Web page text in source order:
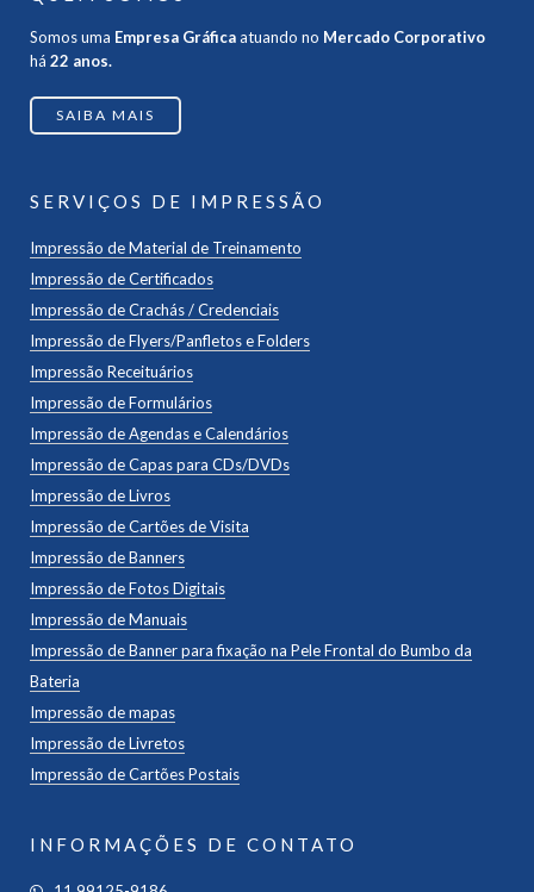
Somos uma Empresa Gráficaatuando no Mercado Corporativo
há 22 anos.
SAIBA MAIS
SERVIÇOS DE IMPRESSÃO
Impressão de Material de Treinamento
Impressão de Certificados
Impressão de Crachás / Credenciais
Impressão de Flyers/Panfletos e Folders
Impressão Receituários
Impressão de Formulários
Impressão de Agendas e Calendários
Impressão de Capas para CDs/DVDs
Impressão de Livros
Impressão de Cartões de Visita
Impressão de Banners
Impressão de Fotos Digitais
Impressão de Manuais
Impressão de Banner para fixação na Pele Frontal do Bumbo da
Bateria
Impressão de mapas
Impressão de Livretos
Impressão de Cartões Postais
INFORMAÇÕES DE CONTATO